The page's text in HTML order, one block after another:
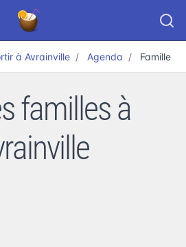
à Avrainville Agenda Famille
familles à